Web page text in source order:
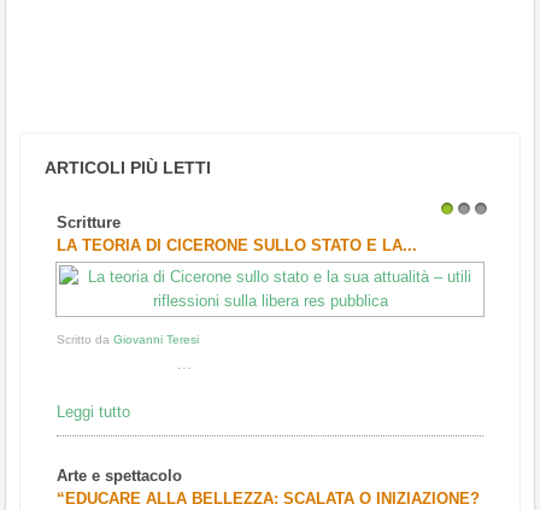
ARTICOLI PIÙ LETTI
Scritture
LA TEORIA DI CICERONE SULLO STATO E LA...
Scritto da Giovanni Teresi
Leggi tutto
Arte e spettacolo
“EDUCARE ALLA BELLEZZA: SCALATA O INIZIAZIONE?